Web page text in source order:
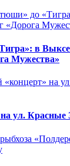
в
Мужества»
ул. Красные